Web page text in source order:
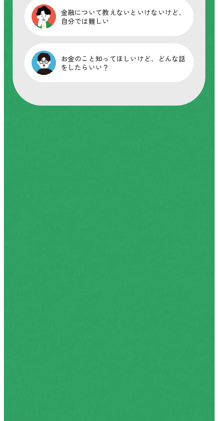
金融について教えないといけないけど、
自分では難しい
お金のこと知ってほしいけど、どんな話
をしたらいい？